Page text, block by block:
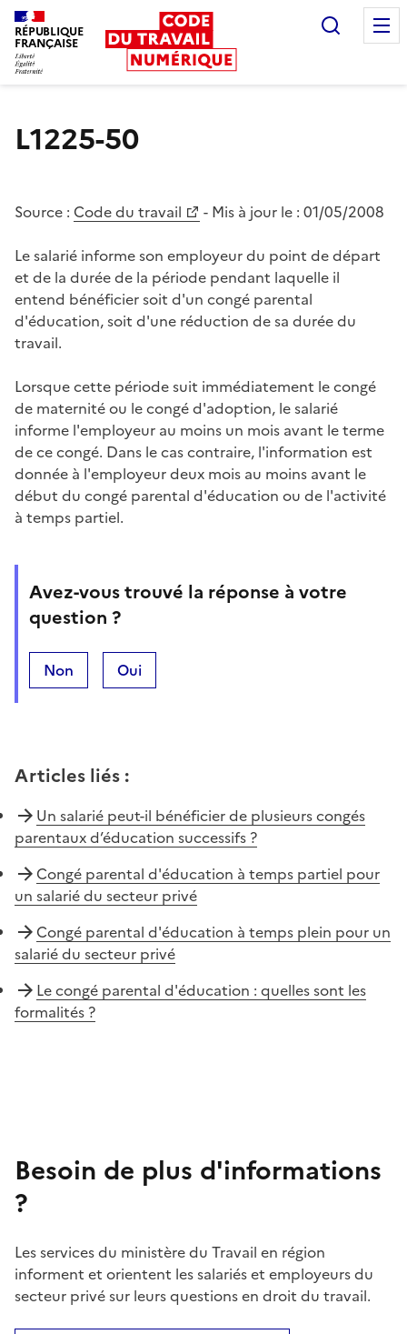
RÉPUBLIQUE
FRANÇAISE
L1225-50
Source : Code du travail - Mis à jour le : 01/05/2008
Le salarié informe son employeur du point de départ
et de la durée de la période pendant laquelle il
entend bénéficier soit d'un congé parental
d'éducation, soit d'une réduction de sa durée du
travail.
Lorsque cette période suit immédiatement le congé
de maternité ou le congé d'adoption, le salarié
informe l'employeur au moins un mois avant le terme
de ce congé. Dans le cas contraire, l'information est
donnée à l'employeur deux mois au moins avant le
début du congé parental d'éducation ou de l'activité
à temps partiel.
Avez-vous trouvé la réponse à votre
question ?
Non Oui
Articles liés :
Un salarié peut-il bénéficier de plusieurs congés
parentaux d’éducation successifs ?
Congé parental d'éducation à temps partiel pour
un salarié du secteur privé
Congé parental d'éducation à temps plein pour un
salarié du secteur privé
Le congé parental d'éducation : quelles sont les
formalités ?
Besoin de plus d'informations
?
Les services du ministère du Travail en région
informent et orientent les salariés et employeurs du
secteur privé sur leurs questions en droit du travail.